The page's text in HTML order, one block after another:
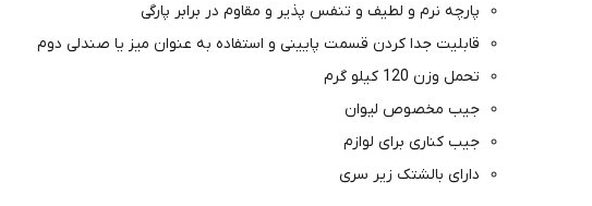
پارچه نرم و لطیف و تنفس پذیر و مقاوم در برابر پارگی
قابلیت جدا کردن قسمت پایینی و استفاده به عنوان میز یا صندلی دوم
تحمل وزن 120 کیلو گرم
جیب مخصوص لیوان
جیب کناری برای لوازم
دارای بالشتک زیر سری